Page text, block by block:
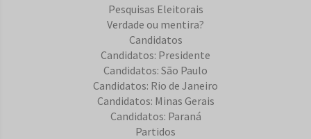
Pesquisas Eleitorais
Verdade ou mentira?
Candidatos
Candidatos: Presidente
Candidatos: São Paulo
Candidatos: Rio de Janeiro
Candidatos: Minas Gerais
Candidatos: Paraná
Partidos